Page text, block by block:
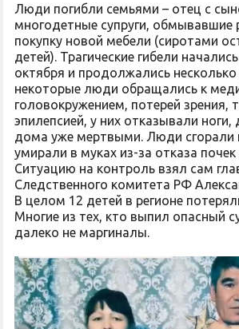
Люди погибли семьями – отец с
многодетные супруги, обмывавшие
покупку новой мебели (сиротами
детей). Трагические гибели
октября и продолжались
некоторые люди обращались к
головокружением, потерей зрения,
эпилепсией, у них отказывали ноги,
дома уже мертвыми. Люди сгорали
умирали в муках из-за отказа почек
Ситуацию на контроль взял сам
Следственного комитета РФ
В целом 12 детей в регионе
Многие из тех, кто выпил опасный
далеко не маргиналы.